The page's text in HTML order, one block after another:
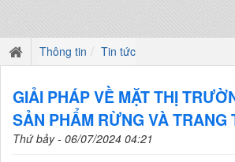
Thông tin Tin tức
GIẢI PHÁP VỀ MẶT THỊ
SẢN PHẨM RỪNG VÀ TRANG
Thứ bảy - 06/07/2024 04:21